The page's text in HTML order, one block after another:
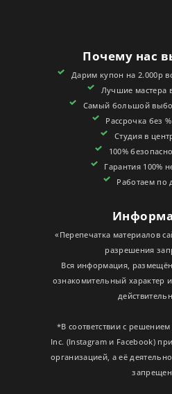
КОНТАКТЫ
СЕРТИФИКАТЫ
Почему нас
Дарим купон на 2.000р
Лучшие мастера
Самый большой
Рассрочка без
Студия в
100%
Гарантия 100%
Работаем по
«Перепечатка материалов
разрешения
Вся информация,
ознакомительный характер
*В соответствии с
Inc. (Instagram и Facebook)
организацией, а её